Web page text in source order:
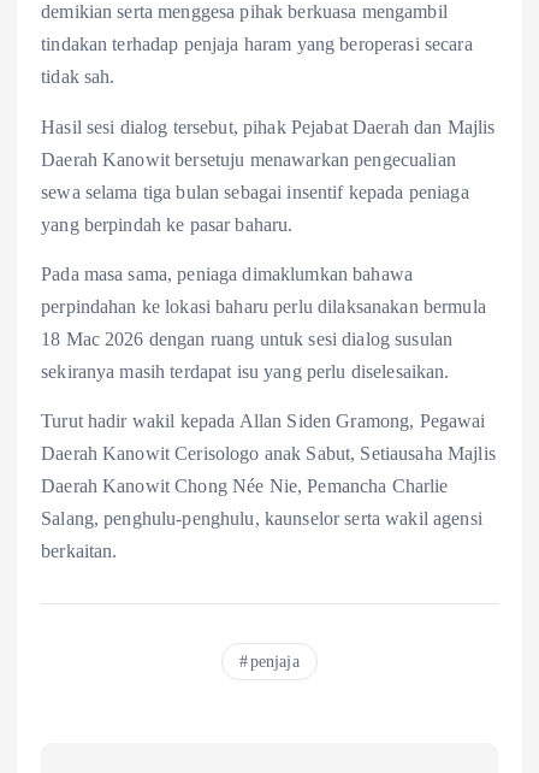
demikian serta menggesa pihak berkuasa mengambil
tindakan terhadap penjaja haram yang beroperasi secara
tidak sah.
Hasil sesi dialog tersebut, pihak Pejabat Daerah dan Majlis
Daerah Kanowit bersetuju menawarkan pengecualian
sewa selama tiga bulan sebagai insentif kepada peniaga
yang berpindah ke pasar baharu.
Pada masa sama, peniaga dimaklumkan bahawa
perpindahan ke lokasi baharu perlu dilaksanakan bermula
18 Mac 2026 dengan ruang untuk sesi dialog susulan
sekiranya masih terdapat isu yang perlu diselesaikan.
Turut hadir wakil kepada Allan Siden Gramong, Pegawai
Daerah Kanowit Cerisologo anak Sabut, Setiausaha Majlis
Daerah Kanowit Chong Née Nie, Pemancha Charlie
Salang, penghulu-penghulu, kaunselor serta wakil agensi
berkaitan.
penjaja